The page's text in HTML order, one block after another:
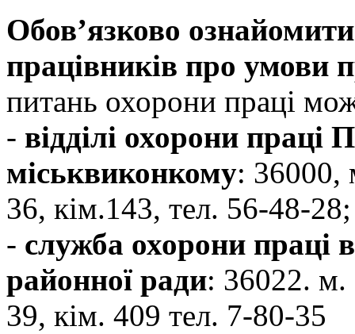
Обов’язково
працівників про умови
питань охорони праці
- відділі охорони праці
міськвиконкому: 36000,
36, кім.143, тел. 56-48-28;
- служба охорони праці
районної ради: 36022. м.
39, кім. 409 тел. 7-80-35